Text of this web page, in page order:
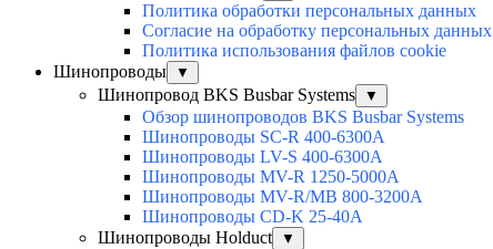
Политика обработки персональных данных
Согласие на обработку персональных данных
Политика использования файлов cookie
Шинопроводы
▼
Шинопровод BKS Busbar Systems ▼
Обзор шинопроводов BKS Busbar Systems
Шинопроводы SC-R 400-6300A
Шинопроводы LV-S 400-6300A
Шинопроводы MV-R 1250-5000A
Шинопроводы MV-R/MB 800-3200A
Шинопроводы CD-K 25-40A
Шинопроводы Holduct
▼